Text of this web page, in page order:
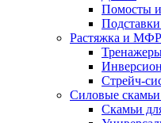
Помосты
Растяжка и МФР
Стрейч-
Силовые скамьи
Скамьи